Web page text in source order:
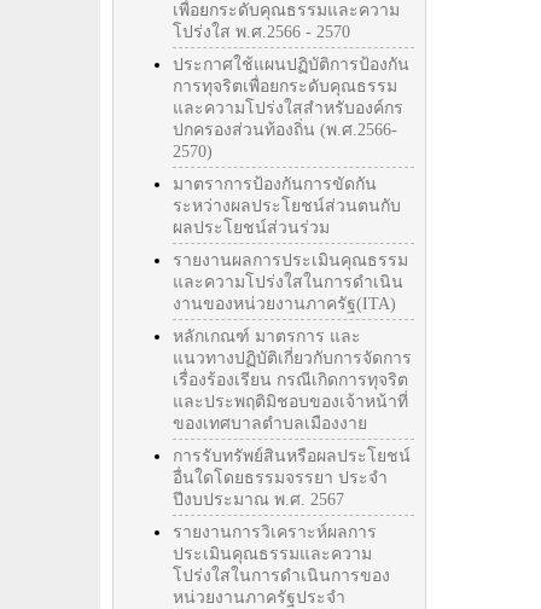
เพื่อยกระดับคุณธรรมและความ
โปร่งใส พ.ศ.2566 - 2570
ประกาศใช้แผนปฏิบัติการป้องกัน
การทุจริตเพื่อยกระดับคุณธรรม
และความโปร่งใสสำหรับองค์กร
ปกครองส่วนท้องถิ่น (พ.ศ.2566-
2570)
มาตราการป้องกันการขัดกัน
ระหว่างผลประโยชน์ส่วนตนกับ
ผลประโยชน์ส่วนร่วม
รายงานผลการประเมินคุณธรรม
และความโปร่งใสในการดำเนิน
งานของหน่วยงานภาครัฐ(ITA)
หลักเกณฑ์ มาตรการ และ
แนวทางปฏิบัติเกี่ยวกับการจัดการ
เรื่องร้องเรียน กรณีเกิดการทุจริต
และประพฤติมิชอบของเจ้าหน้าที่
ของเทศบาลตำบลเมืองงาย
การรับทรัพย์สินหรือผลประโยชน์
อื่นใดโดยธรรมจรรยา ประจำ
ปีงบประมาณ พ.ศ. 2567
รายงานการวิเคราะห์ผลการ
ประเมินคุณธรรมและความ
โปร่งใสในการดำเนินการของ
หน่วยงานภาครัฐประจำ